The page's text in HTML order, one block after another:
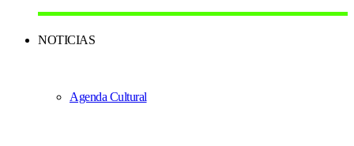
NOTICIAS
Agenda Cultural